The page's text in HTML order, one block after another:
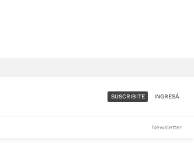
SUSCRIBITE INGRESÁ
Newsletter